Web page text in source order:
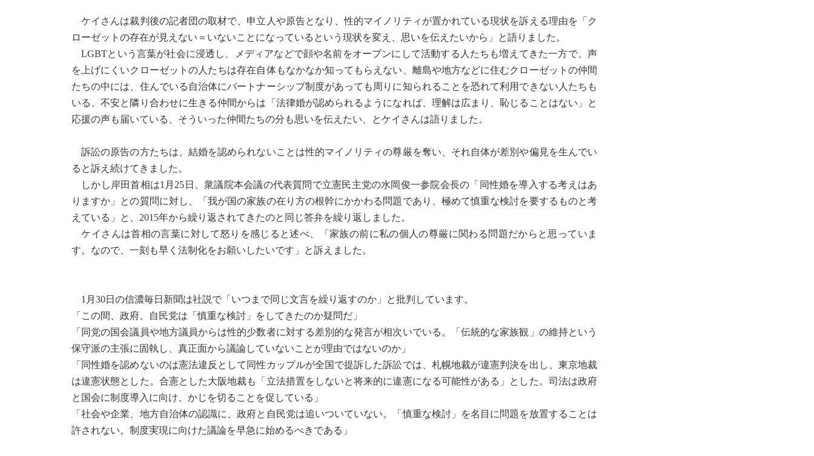
ケイさんは裁判後の記者団の取材で、申立人や原告となり、性的マイノリティが置かれている現状を訴える理由を「ク
ローゼットの存在が見えない＝いないことになっているという現状を変え、思いを伝えたいから」と語りました。
LGBTという言葉が社会に浸透し、メディアなどで顔や名前をオープンにして活動する人たちも増えてきた一方で、声
を上げにくいクローゼットの人たちは存在自体もなかなか知ってもらえない、離島や地方などに住むクローゼットの仲間
たちの中には、住んでいる自治体にパートナーシップ制度があっても周りに知られることを恐れて利用できない人たちも
いる、不安と隣り合わせに生きる仲間からは「法律婚が認められるようになれば、理解は広まり、恥じることはない」と
応援の声も届いている、そういった仲間たちの分も思いを伝えたい、とケイさんは語りました。
訴訟の原告の方たちは、結婚を認められないことは性的マイノリティの尊厳を奪い、それ自体が差別や偏見を生んでい
ると訴え続けてきました。
しかし岸田首相は1月25日、衆議院本会議の代表質問で立憲民主党の水岡俊一参院会長の「同性婚を導入する考えはあ
りますか」との質問に対し、「我が国の家族の在り方の根幹にかかわる問題であり、極めて慎重な検討を要するものと考
えている」と、2015年から繰り返されてきたのと同じ答弁を繰り返しました。
ケイさんは首相の言葉に対して怒りを感じると述べ、「家族の前に私の個人の尊厳に関わる問題だからと思っていま
す。なので、一刻も早く法制化をお願いしたいです」と訴えました。
1月30日の信濃毎日新聞は社説で「いつまで同じ文言を繰り返すのか」と批判しています。
「この間、政府、自民党は「慎重な検討」をしてきたのか疑問だ」
「同党の国会議員や地方議員からは性的少数者に対する差別的な発言が相次いでいる。「伝統的な家族観」の維持という
保守派の主張に固執し、真正面から議論していないことが理由ではないのか」
「同性婚を認めないのは憲法違反として同性カップルが全国で提訴した訴訟では、札幌地裁が違憲判決を出し、東京地裁
は違憲状態とした。合憲とした大阪地裁も「立法措置をしないと将来的に違憲になる可能性がある」とした。司法は政府
と国会に制度導入に向け、かじを切ることを促している」
「社会や企業、地方自治体の認識に、政府と自民党は追いついていない。「慎重な検討」を名目に問題を放置することは
許されない。制度実現に向けた議論を早急に始めるべきである」